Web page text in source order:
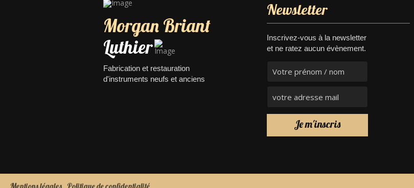
Morgan Briant
Luthier
Fabrication et restauration
d'instruments neufs et anciens
Newsletter
Inscrivez-vous à la newsletter
et ne ratez aucun évènement.